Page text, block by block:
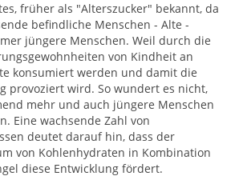
früher als "Alterszucker" bekannt, da
befindliche Menschen - Alte -
jüngere Menschen. Weil durch die
von Kindheit an
konsumiert werden und damit die
provoziert wird. So wundert es nicht,
mehr und auch jüngere Menschen
Eine wachsende Zahl von
deutet darauf hin, dass der
von Kohlenhydraten in Kombination
diese Entwicklung fördert.